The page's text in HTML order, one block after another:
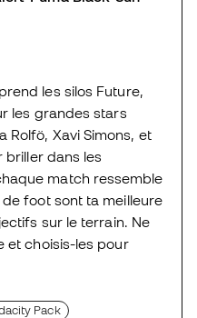
les silos Future,
les grandes stars
Rolfö, Xavi Simons, et
briller dans les
match ressemble
foot sont ta meilleure
sur le terrain. Ne
et choisis-les pour
Pack